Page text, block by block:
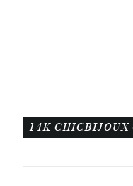
14K CHICBIJOUX